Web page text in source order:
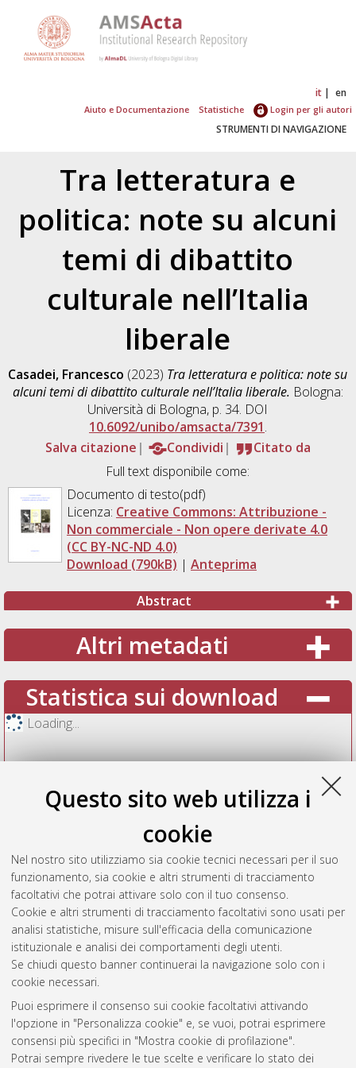
Questo sito web utilizza i
cookie
Nel nostro sito utilizziamo sia cookie tecnici necessari per il suo
funzionamento, sia cookie e altri strumenti di tracciamento
facoltativi che potrai attivare solo con il tuo consenso.
Cookie e altri strumenti di tracciamento facoltativi sono usati per
analisi statistiche, misure sull'efficacia della comunicazione
istituzionale e analisi dei comportamenti degli utenti.
Se chiudi questo banner continuerai la navigazione solo con i
cookie necessari.
Puoi esprimere il consenso sui cookie facoltativi attivando
l'opzione in "Personalizza cookie" e, se vuoi, potrai esprimere
consensi più specifici in "Mostra cookie di profilazione".
Potrai sempre rivedere le tue scelte e verificare lo stato dei
it en
Aiuto e Documentazione Statistiche Login per gli autori
STRUMENTI DI NAVIGAZIONE
Tra letteratura e
politica: note su alcuni
temi di dibattito
culturale nell’Italia
liberale
Casadei, Francesco (2023) Tra letteratura e politica: note su
alcuni temi di dibattito culturale nell’Italia liberale. Bologna:
Università di Bologna, p. 34. DOI
10.6092/unibo/amsacta/7391.
Salva citazione
Condividi
Citato da
Full text disponibile come:
Documento di testo(pdf)
Licenza: Creative Commons: Attribuzione -
Non commerciale - Non opere derivate 4.0
(CC BY-NC-ND 4.0)
Download (790kB) | Anteprima
Abstract
Altri metadati
Statistica sui download
Loading...
Vedi altre statistiche
Gestione del documento:
Atom
AMS Acta
ISSN: 2038-7954
re3data.org -